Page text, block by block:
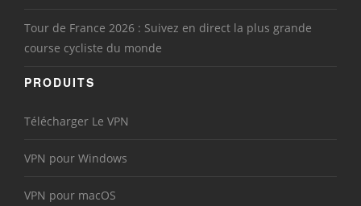
Tour de France 2026 : Suivez en direct la plus grande
course cycliste du monde
PRODUITS
Télécharger Le VPN
VPN pour Windows
VPN pour macOS